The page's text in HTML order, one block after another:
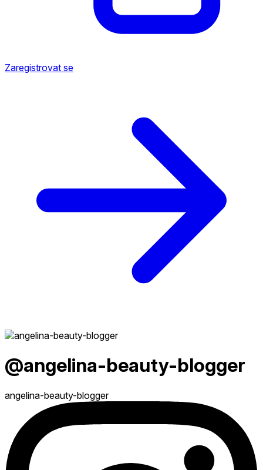
Zaregistrovat se
@angelina-beauty-blogger
angelina-beauty-blogger